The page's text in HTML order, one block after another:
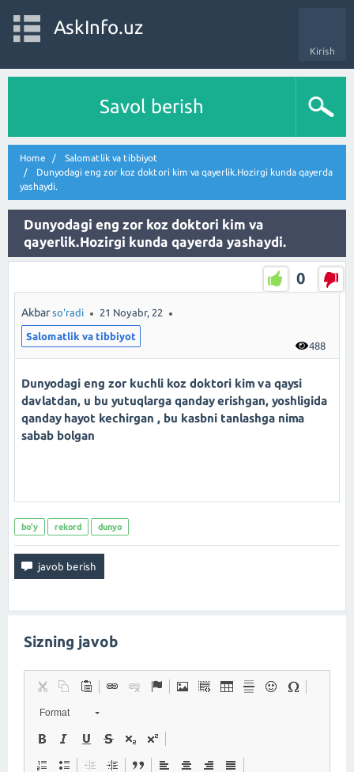
Kirish
AskInfo.uz
Savol berish
Home
Salomatlik va tibbiyot
Dunyodagi eng zor koz doktori kim va qayerlik.Hozirgi kunda qayerda
yashaydi.
Dunyodagi eng zor koz doktori kim va
qayerlik.Hozirgi kunda qayerda yashaydi.
0
488
Akbar so'radi 21 Noyabr, 22
Salomatlik va tibbiyot
Dunyodagi eng zor kuchli koz doktori kim va qaysi
davlatdan, u bu yutuqlarga qanday erishgan, yoshligida
qanday hayot kechirgan , bu kasbni tanlashga nima
sabab bolgan
bo'y rekord dunyo
Sizning javob
Format